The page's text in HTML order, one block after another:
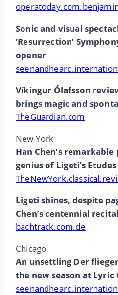
operatoday.com.benjamin
Sonic and visual
‘Resurrection’
opener
Víkingur Ólafsson
brings magic and
TheGuardian.com
New York
Han Chen’s
genius of Ligeti’s Etudes
Ligeti shines, despite
Chen’s centennial recital
bachtrack.com.de
Chicago
An unsettling Der
the new season at Lyric